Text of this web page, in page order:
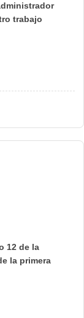
trabajo
12 de la
la primera